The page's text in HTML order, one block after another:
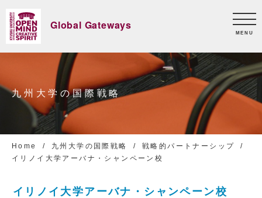
MENU
Global Gateways
九州大学の国際戦略
Home 九州大学の国際戦略
戦略的パートナーシップ
イリノイ大学アーバナ・シャンペーン校
イリノイ大学アーバナ・シャンペーン校